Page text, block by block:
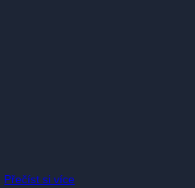
Přečíst si více